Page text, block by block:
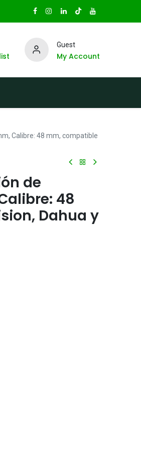
Guest
My Account
Calibre: 48 mm, compatible
de
48
Dahua y